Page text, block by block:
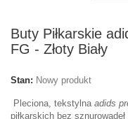
Buty Piłkarskie
FG - Złoty Biały
Stan: Nowy produkt
Pleciona, tekstylna adids
piłkarskich bez